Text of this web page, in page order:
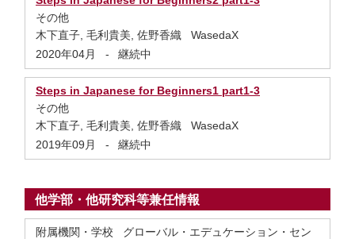
その他
木下直子, 毛利貴美, 佐野香織 WasedaX
2020年04月
- 継続中
Steps in Japanese for Beginners1 part1-3
その他
木下直子, 毛利貴美, 佐野香織 WasedaX
2019年09月
- 継続中
他学部・他研究科等兼任情報
附属機関・学校 グローバル・エデュケーション・セン